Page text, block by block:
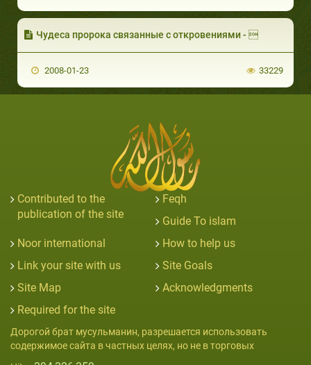
Чудеса пророка связанные с откровениями - 
2008-01-23 33229
Contributed to the
publication of the site
Feqh
Guide To islam
Noor international
How to help us
Link your site with us
Site Goals
Site Map
Acknowledgments
Required for the site
Дорогой брат мусульманин, разрешается использовать
содержимое сайта в частных целях, но не в торговых